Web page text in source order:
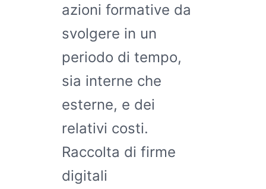
azioni formative da
svolgere in un
periodo di tempo,
sia interne che
esterne, e dei
relativi costi.
Raccolta di firme
digitali